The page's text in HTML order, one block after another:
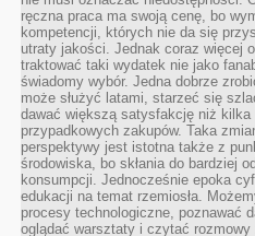
ręczna praca ma swoją cenę, bo
kompetencji, których nie da się
utraty jakości. Jednak coraz więcej
traktować taki wydatek nie jako
świadomy wybór. Jedna dobrze
może służyć latami, starzeć się
dawać większą satysfakcję niż kilka
przypadkowych zakupów. Taka
perspektywy jest istotna także z
środowiska, bo skłania do bardziej
konsumpcji. Jednocześnie epoka
edukacji na temat rzemiosła.
procesy technologiczne, poznawać
oglądać warsztaty i czytać rozmowy